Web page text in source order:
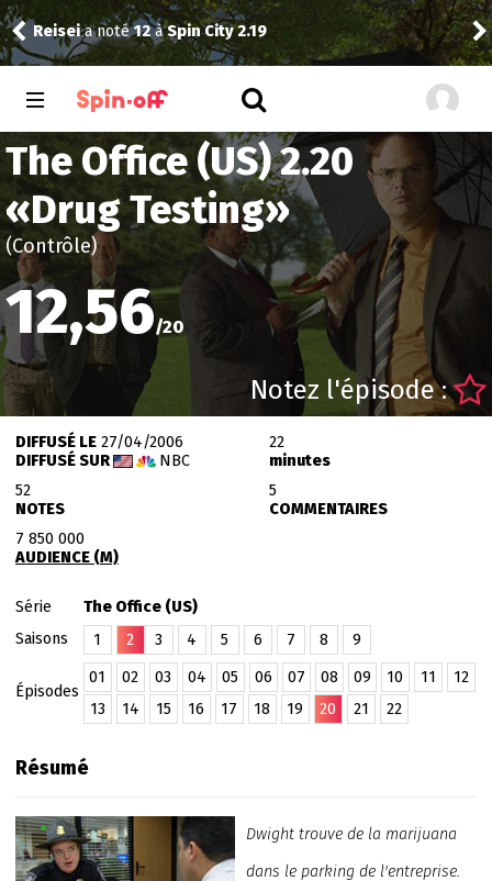
Reiseia noté12àSpin City 2.19
The Office (US) 2.20
«Drug Testing»
(Contrôle)
12,56/20
Notez l'épisode :
DIFFUSÉ LE27/04/2006
DIFFUSÉ SUR
NBC
22
minutes
52
NOTES
5
COMMENTAIRES
7 850 000
AUDIENCE (M)
Série
The Office (US)
Saisons
1 2 3 4 5 6 7 8 9
Épisodes
01 02 03 04 05 06 07 08 09 10 11
12
13
14 15 16 17 18 19 20 21 22
Résumé
Dwight trouve de la marijuana
dans le parking de l'entreprise.